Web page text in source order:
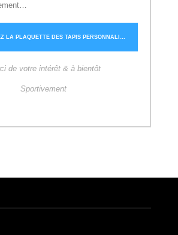
de votre intérêt & à bientôt
Sportivement